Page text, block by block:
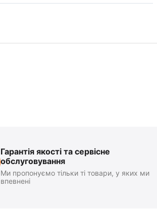
Гарантія якості та сервісне
обслуговування
Ми пропонуємо тільки ті товари, у яких ми
впевнені